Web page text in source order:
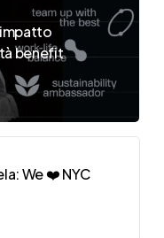
benefit
We ❤️ NYC